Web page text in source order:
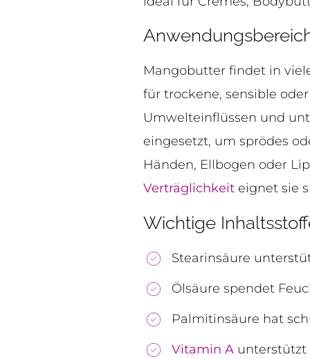
Mangobutter findet in
für trockene, sensible
Umwelteinflüssen und
eingesetzt, um sprödes
Händen, Ellbogen oder
Verträglichkeit eignet sie
Wichtige
Stearinsäure
Ölsäure spendet
Palmitinsäure hat
Vitamin A